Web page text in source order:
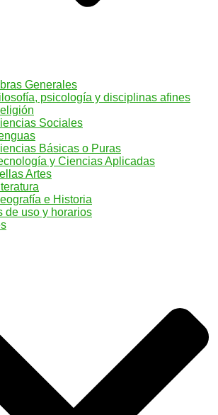
Generales
psicología y disciplinas afines
Sociales
Básicas o Puras
y Ciencias Aplicadas
Artes
e Historia
de uso y horarios